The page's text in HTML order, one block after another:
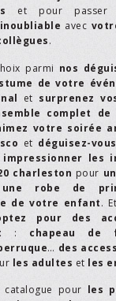
et pour passer
avec
.
parmi nos
de votre
et surprenez
complet
votre soirée
et déguisez-vous
impressionner les
charleston pour
une robe de
de votre enfant.
pour des
: chapeau de
… des
les adultes et les
catalogue pour les